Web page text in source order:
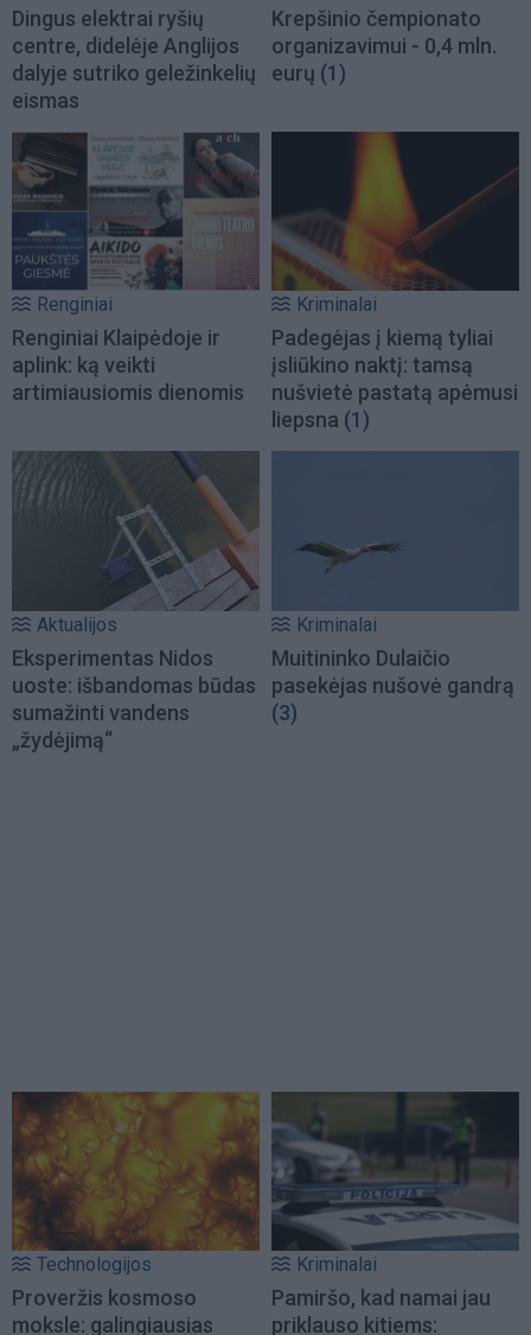
Dingus elektrai ryšių
centre, didelėje Anglijos
dalyje sutriko geležinkelių
eismas
Krepšinio čempionato
organizavimui - 0,4 mln.
eurų (1)
Renginiai
Renginiai Klaipėdoje ir
aplink: ką veikti
artimiausiomis dienomis
Kriminalai
Padegėjas į kiemą tyliai
įsliūkino naktį: tamsą
nušvietė pastatą apėmusi
liepsna (1)
Aktualijos
Eksperimentas Nidos
uoste: išbandomas būdas
sumažinti vandens
„žydėjimą“
Kriminalai
Muitininko Dulaičio
pasekėjas nušovė gandrą
(3)
Technologijos
Proveržis kosmoso
moksle: galingiausias
Kriminalai
Pamiršo, kad namai jau
priklauso kitiems: